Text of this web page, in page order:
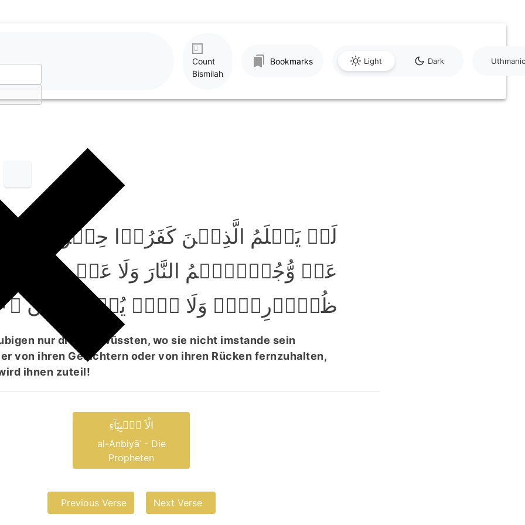
Count
Bismilah
Bookmarks Light Dark Uthmanic
لَوۡ یَعۡلَمُ الَّذِیۡنَ کَفَرُوۡا حِیۡنَ لَا
عَنۡ وُّجُوۡہِہِمُ النَّارَ وَلَا عَنۡ
ظُہُوۡرِہِمۡ وَلَا ہُمۡ یُنۡصَرُوۡنَ ﴿۴۰﴾
nur die Zeit wüssten, wo sie nicht imstande sein
von ihren Gesichtern oder von ihren Rücken fernzuhalten,
ihnen zuteil!
الْاَ نۡۢبِیَآءِ
al-Anbiyāʾ - Die
Propheten
Previous Verse Next Verse